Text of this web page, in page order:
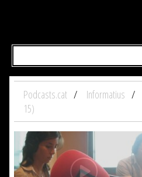
Podcasts.cat Informatius
15)